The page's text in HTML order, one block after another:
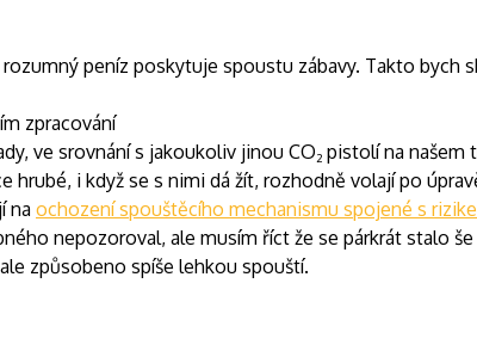
rozumný peníz poskytuje spoustu zábavy. Takto bych
zpracování
ve srovnání s jakoukoliv jinou CO2 pistolí na našem
hrubé, i když se s nimi dá žít, rozhodně volají po
na ochození spouštěcího mechanismu spojené s
nepozoroval, ale musím říct že se párkrát stalo
způsobeno spíše lehkou spouští.